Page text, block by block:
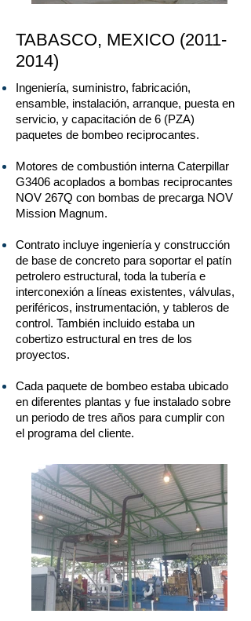
TABASCO, MEXICO (2011-
2014)
Ingeniería, suministro, fabricación,
ensamble, instalación, arranque, puesta en
servicio, y capacitación de 6 (PZA)
paquetes de bombeo reciprocantes.
Motores de combustión interna Caterpillar
G3406 acoplados a bombas reciprocantes
NOV 267Q con bombas de precarga NOV
Mission Magnum.
Contrato incluye ingeniería y construcción
de base de concreto para soportar el patín
petrolero estructural, toda la tubería e
interconexión a líneas existentes, válvulas,
periféricos, instrumentación, y tableros de
control. También incluido estaba un
cobertizo estructural en tres de los
proyectos.
Cada paquete de bombeo estaba ubicado
en diferentes plantas y fue instalado sobre
un periodo de tres años para cumplir con
el programa del cliente.